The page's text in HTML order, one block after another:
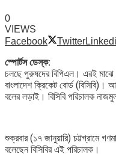
0
VIEWS
Facebook
Twitter
স্পোর্টস ডেস্ক:
চলছে পুরুষদের বিপিএল। এরই মাঝে
বাংলাদেশ ক্রিকেট বোর্ড (বিসিবি)।
বলের লড়াই। বিসিবি পরিচালক
শুক্রবার (১৭ জানুয়ারি) চট্টগ্রামে
বলেছেন বিসিবির এই পরিচালক।